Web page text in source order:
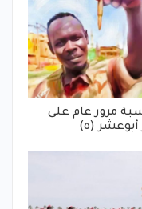
مرور عام على
أبوعشر (٥)